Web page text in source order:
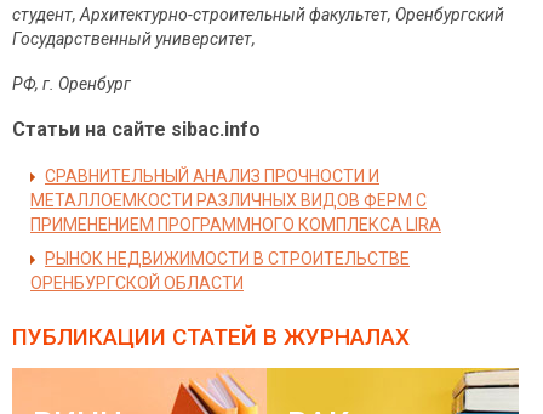
студент, Архитектурно-строительный факультет, Оренбургский
Государственный университет,
РФ, г. Оренбург
Статьи на сайте sibac.info
СРАВНИТЕЛЬНЫЙ АНАЛИЗ ПРОЧНОСТИ И
МЕТАЛЛОЕМКОСТИ РАЗЛИЧНЫХ ВИДОВ ФЕРМ С
ПРИМЕНЕНИЕМ ПРОГРАММНОГО КОМПЛЕКСА LIRA
РЫНОК НЕДВИЖИМОСТИ В СТРОИТЕЛЬСТВЕ
ОРЕНБУРГСКОЙ ОБЛАСТИ
ПУБЛИКАЦИИ СТАТЕЙ В ЖУРНАЛАХ